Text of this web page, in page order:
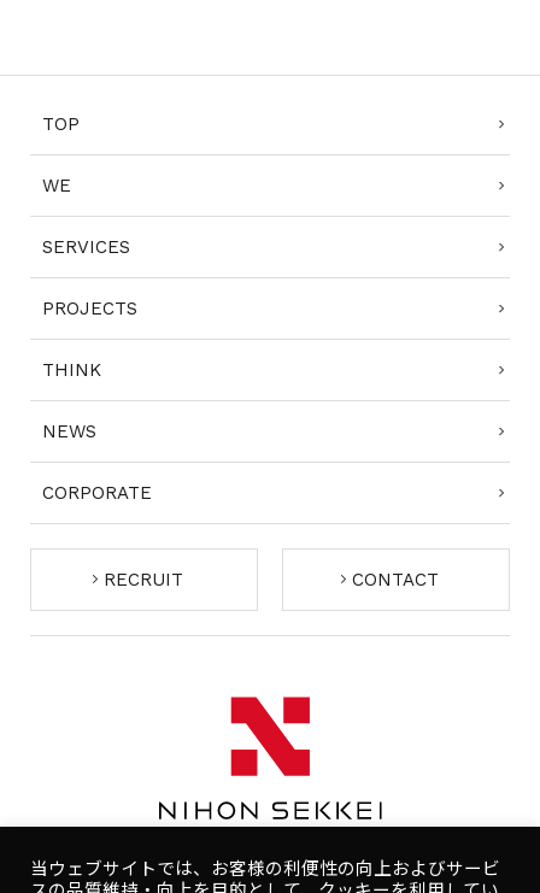
TOP
WE
SERVICES
PROJECTS
THINK
NEWS
CORPORATE
RECRUIT CONTACT
当ウェブサイトでは、お客様の利便性の向上およびサービ